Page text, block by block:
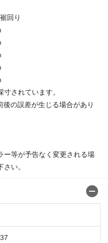
回り
されています。
の誤差が生じる場合があり
等が予告なく変更される場
い。